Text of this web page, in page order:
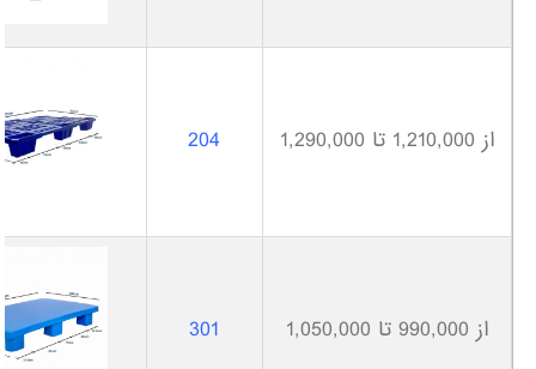
از 1,210,000 تا 1,290,000 204
از 990,000 تا 1,050,000 301